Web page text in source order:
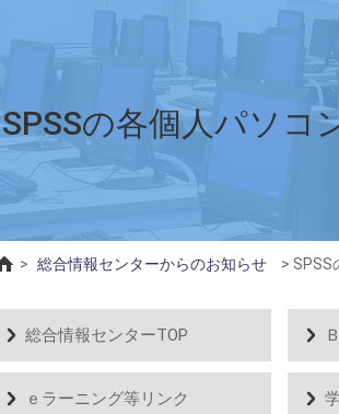
SPSSの各個人パソコ
> 総合情報センターからのお知らせ > SPSS
総合情報センターTOP
ｅラーニング等リンク